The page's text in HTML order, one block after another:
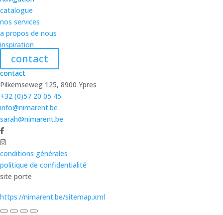
catalogue
nos services
a propos de nous
inspiration
contact
contact
Pilkemseweg 125, 8900 Ypres
+32 (0)57 20 05 45
info@nimarent.be
sarah@nimarent.be
conditions générales
politique de confidentialité
site porte
https://nimarent.be/sitemap.xml